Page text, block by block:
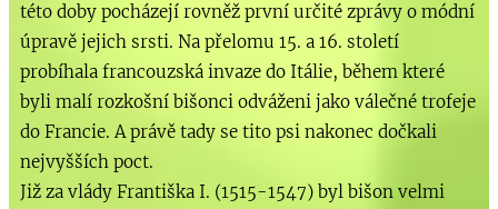
této doby pocházejí rovněž první určité zprávy o módní
úpravě jejich srsti. Na přelomu 15. a 16. století
probíhala francouzská invaze do Itálie, během které
byli malí rozkošní bišonci odváženi jako válečné trofeje
do Francie. A právě tady se tito psi nakonec dočkali
nejvyšších poct.
Již za vlády Františka I. (1515-1547) byl bišon velmi